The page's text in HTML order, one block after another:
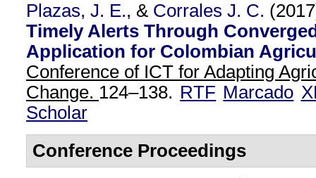
Plazas, J. E., & Corrales J. C.
Timely Alerts Through
Application for Colombian
Conference of ICT for Adapting
Change. 124–138. RTF Marcado
Scholar
Conference Proceedings